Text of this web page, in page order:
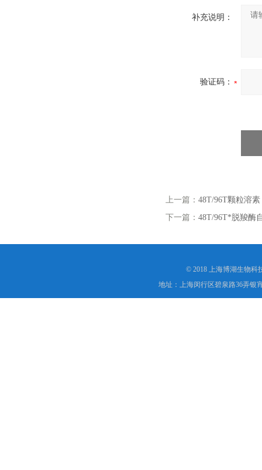
补充说明：
验证码：
上一篇： 48T/96T颗粒溶
下一篇： 48T/96T*脱羧酶
© 2018 上海博湖生物科
地址：上海闵行区碧泉路36弄银